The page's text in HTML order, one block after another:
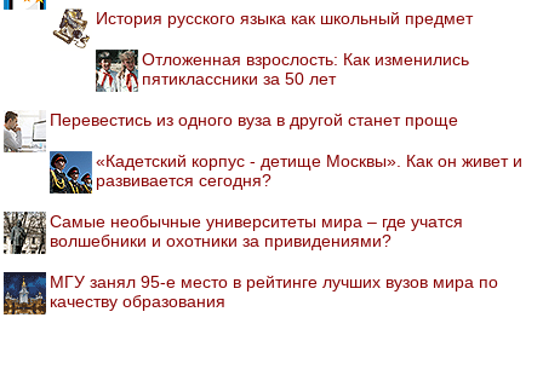
История русского языка как школьный предмет
Отложенная взрослость: Как изменились
пятиклассники за 50 лет
Перевестись из одного вуза в другой станет проще
«Кадетский корпус - детище Москвы». Как он живет и
развивается сегодня?
Самые необычные университеты мира – где учатся
волшебники и охотники за привидениями?
МГУ занял 95-е место в рейтинге лучших вузов мира по
качеству образования